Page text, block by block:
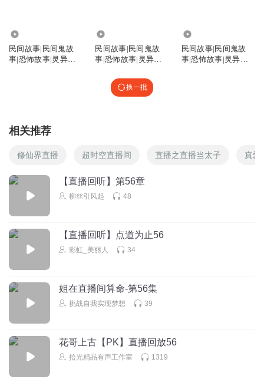
民间故事|民间鬼故
事|恐怖故事|灵异故
民间故事|民间鬼故
事|恐怖故事|灵异故
民间故事|民间鬼故
事|恐怖故事|灵异故
换一批
相关推荐
修仙界直播 超时空直播间 直播之直播当太子 真爱
【直播回听】第56章
柳丝引风起 48
【直播回听】点道为止56
彩虹_美丽人 34
姐在直播间算命-第56集
挑战自我实现梦想 39
花哥上古【PK】直播回放56
拾光精品有声工作室 1319